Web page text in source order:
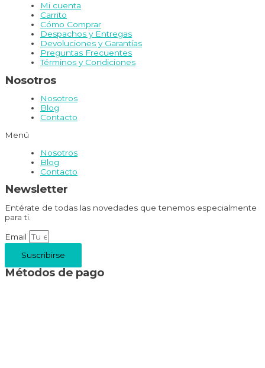
Mi cuenta
Carrito
Cómo Comprar
Despachos y Entregas
Devoluciones y Garantías
Preguntas Frecuentes
Términos y Condiciones
Nosotros
Nosotros
Blog
Contacto
Menú
Nosotros
Blog
Contacto
Newsletter
Entérate de todas las novedades que tenemos especialmente
para ti.
Email
Suscribirse
Métodos de pago